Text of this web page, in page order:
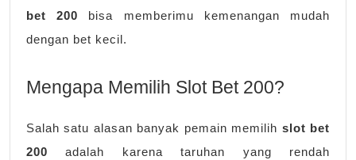
bet 200 bisa memberimu kemenangan mudah
dengan bet kecil.
Mengapa Memilih Slot Bet 200?
Salah satu alasan banyak pemain memilih slot bet
200 adalah karena taruhan yang rendah